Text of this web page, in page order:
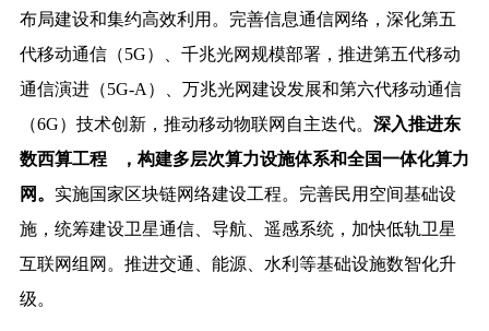
布局建设和集约高效利用。完善信息通信网络，深化第五
代移动通信（5G）、千兆光网规模部署，推进第五代移动
通信演进（5G-A）、万兆光网建设发展和第六代移动通信
（6G）技术创新，推动移动物联网自主迭代。 深入推进东
数西算工程
，构建多层次算力设施体系和全国一体化算力
网。 实施国家区块链网络建设工程。完善民用空间基础设
施，统筹建设卫星通信、导航、遥感系统，加快低轨卫星
互联网组网。推进交通、能源、水利等基础设施数智化升
级。